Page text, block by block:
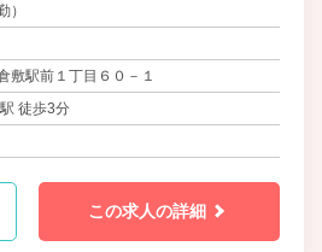
呼び出しで早退するといった場面で
ど、積極的に子育て応援をしていき
ます。
）
敷駅前１丁目６０－１
徒歩3分
この求人の詳細